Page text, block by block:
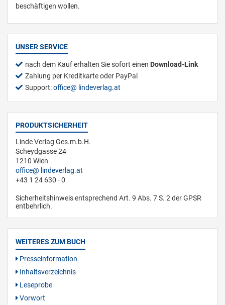
beschäftigen wollen.
UNSER SERVICE
nach dem Kauf erhalten Sie sofort einen Download-Link
Zahlung per Kreditkarte oder PayPal
Support:office lindeverlag.at
PRODUKTSICHERHEIT
Linde Verlag Ges.m.b.H.
Scheydgasse 24
1210 Wien
office
lindeverlag.at
+43 1 24 630 - 0
Sicherheitshinweis entsprechend Art. 9 Abs. 7 S. 2 der GPSR
entbehrlich.
WEITERES ZUM BUCH
Presseinformation
Inhaltsverzeichnis
Leseprobe
Vorwort